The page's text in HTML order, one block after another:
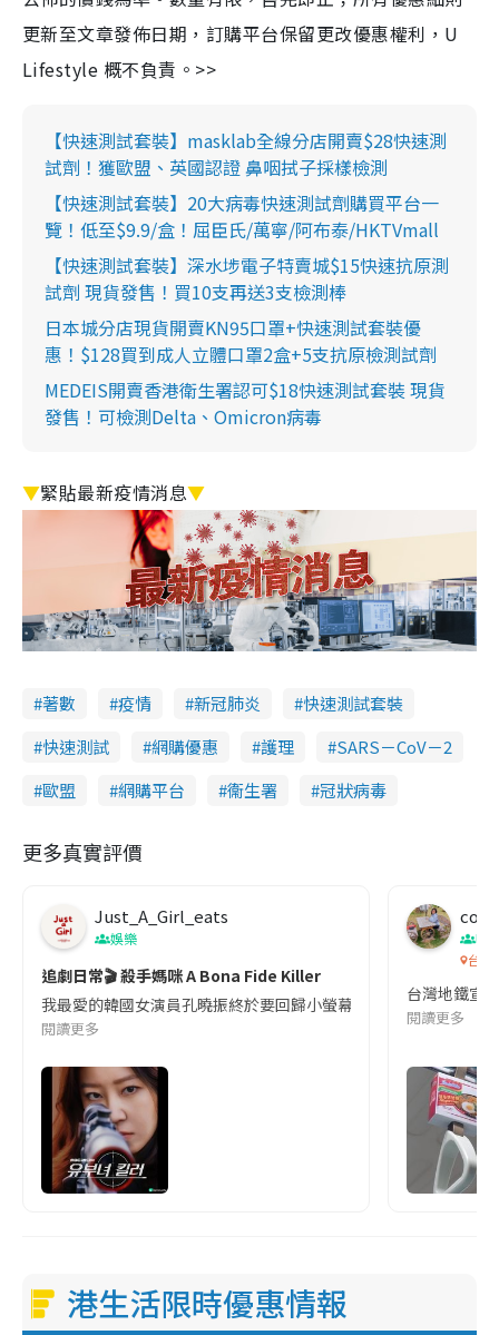
更新至文章發佈日期，訂購平台保留更改優惠權利，U
Lifestyle 概不負責。>>
【快速測試套裝】masklab全線分店開賣$28快速測
試劑！獲歐盟、英國認證 鼻咽拭子採樣檢測
【快速測試套裝】20大病毒快速測試劑購買平台一
覽！低至$9.9/盒！屈臣氏/萬寧/阿布泰/HKTVmall
【快速測試套裝】深水埗電子特賣城$15快速抗原測
試劑 現貨發售！買10支再送3支檢測棒
日本城分店現貨開賣KN95口罩+快速測試套裝優
惠！$128買到成人立體口罩2盒+5支抗原檢測試劑
MEDEIS開賣香港衛生署認可$18快速測試套裝 現貨
發售！可檢測Delta、Omicron病毒
▼緊貼最新疫情消息▼
著數 疫情 新冠肺炎
快速測試套裝
快速測試
網購優惠 護理
SARS－CoV－2
歐盟
網購平台 衞生署 冠狀病毒
更多真實評價
Just_A_Girl_eats
娛樂
追劇日常🎬 殺手媽咪 A Bona Fide Killer
我最愛的韓國女演員孔曉振終於要回歸小螢幕啦!這次的劇本改編
閱讀更多
co
吹
台灣
台灣地鐵宣
閱讀更多
港生活限時優惠情報